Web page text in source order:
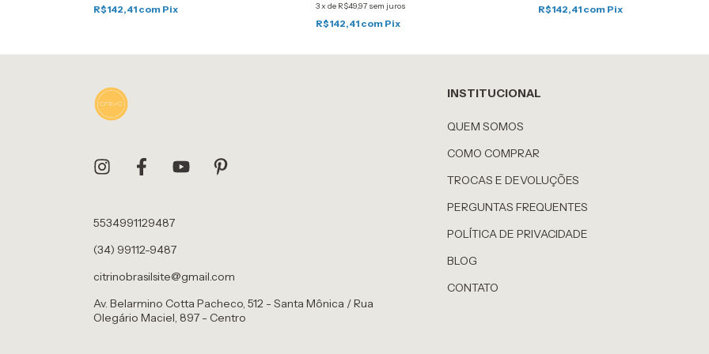
R$142,41 com Pix 3x de R$49,97 sem juros
R$142,41 com Pix
R$142,41 com Pix
5534991129487
(34) 99112-9487
citrinobrasilsite@gmail.com
Av. Belarmino Cotta Pacheco, 512 - Santa Mônica / Rua
Olegário Maciel, 897 - Centro
INSTITUCIONAL
QUEM SOMOS
COMO COMPRAR
TROCAS E DEVOLUÇÕES
PERGUNTAS FREQUENTES
POLÍTICA DE PRIVACIDADE
BLOG
CONTATO